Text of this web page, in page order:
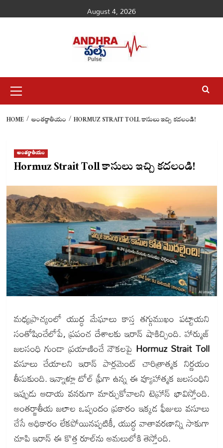
to
August 4, 2026
Menu
HOME అంతర్జాతీయం HORMUZ STRAIT TOLL కాసులు ఇచ్చి కదలండి!
అంతర్జాతీయం
Hormuz Strait Toll కాసులు ఇచ్చి కదలండి!
మధ్యప్రాచ్యంలో యుద్ధ మేఘాలు కాస్త తగ్గుముఖం పట్టాయని
సంతోషించేలోపే, ప్రపంచ దేశాలకు ఇరాన్ షాకిచ్చింది. హార్ముజ్
జలసంధి గుండా ప్రయాణించే నౌకలపై Hormuz Strait Toll
వసూలు చేయాలని ఇరాన్ పార్లమెంట్ చారిత్రాత్మక నిర్ణయం
తీసుకుంది. ఇన్నాళ్లూ టోల్ ఫ్రీగా ఉన్న ఈ వ్యూహాత్మక జలసంధిని
ఇప్పుడు ఆదాయ వనరుగా మార్చుకోవాలని టెహ్రాన్ భావిస్తోంది.
అంతర్జాతీయ జలాల ఒప్పందం ప్రకారం ఇక్కడ ఫీజులు వసూలు
చేసే అధికారం లేకపోయినప్పటికీ, యుద్ధ వాతావరణాన్ని సాకుగా
చూపి ఇరాన్ ఈ కొత్త రూల్‌ను అమలులోకి తెస్తోంది.